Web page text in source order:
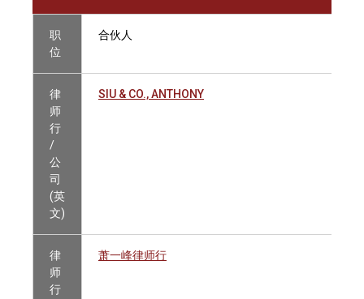
职
位
合伙人
律
师
行
/
公
司
(英
文)
SIU & CO., ANTHONY
律
师
行
萧一峰律师行